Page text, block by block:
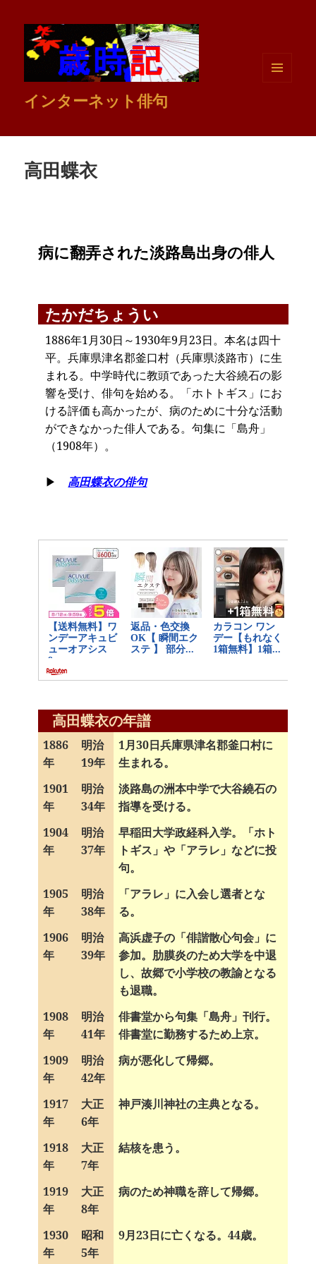
インターネット俳句
高田蝶衣
病に翻弄された淡路島出身の俳人
たかだちょうい
1886年1月30日～1930年9月23日。本名は四十
平。兵庫県津名郡釜口村（兵庫県淡路市）に生
まれる。中学時代に教頭であった大谷繞石の影
響を受け、俳句を始める。「ホトトギス」にお
ける評価も高かったが、病のために十分な活動
ができなかった俳人である。句集に「島舟」
（1908年）。
▶ 高田蝶衣の俳句
高田蝶衣の年譜
1886
年
明治
19年
1月30日兵庫県津名郡釜口村に
生まれる。
1901
年
明治
34年
淡路島の洲本中学で大谷繞石の
指導を受ける。
1904
年
明治
37年
早稲田大学政経科入学。「ホト
トギス」や「アラレ」などに投
句。
1905
年
明治
38年
「アラレ」に入会し選者とな
る。
1906
年
明治
39年
高浜虚子の「俳諧散心句会」に
参加。肋膜炎のため大学を中退
し、故郷で小学校の教諭となる
も退職。
1908
年
明治
41年
俳書堂から句集「島舟」刊行。
俳書堂に勤務するため上京。
1909
年
明治
42年
病が悪化して帰郷。
1917
年
大正
6年
神戸湊川神社の主典となる。
1918
年
大正
7年
結核を患う。
1919
年
大正
8年
病のため神職を辞して帰郷。
1930
年
昭和
5年
9月23日に亡くなる。44歳。